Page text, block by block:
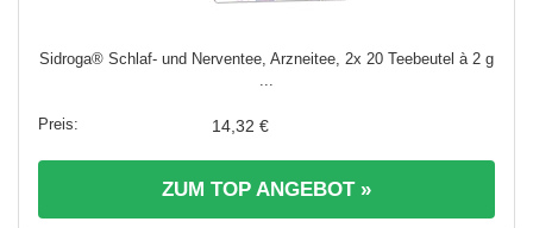
Sidroga® Schlaf- und Nerventee, Arzneitee, 2x 20 Teebeutel à 2 g
...
14,32 €
ZUM TOP ANGEBOT »